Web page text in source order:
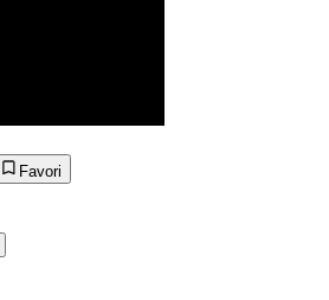
Favori